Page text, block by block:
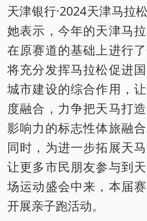
天津银行·2024天津马拉
她表示，今年的天津马
在原赛道的基础上进行了
将充分发挥马拉松促进
城市建设的综合作用，
度融合，力争把天马打
影响力的标志性体旅融合
同时，为进一步拓展天
让更多市民朋友参与到
场运动盛会中来，本届
开展亲子跑活动。